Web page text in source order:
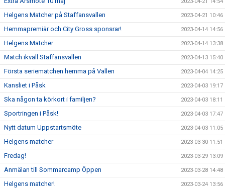
2023-04-21 14:54
Helgens Matcher på Staffansvallen 2023-04-21 10:46
Hemmapremiär och City Gross sponsrar! 2023-04-14 14:56
Helgens Matcher 2023-04-14 13:38
Match ikväll Staffansvallen 2023-04-13 15:40
Första seriematchen hemma på Vallen 2023-04-04 14:25
Kansliet i Påsk 2023-04-03 19:17
Ska någon ta körkort i familjen? 2023-04-03 18:11
Sportringen i Påsk! 2023-04-03 17:47
Nytt datum Uppstartsmöte 2023-04-03 11:05
Helgens matcher 2023-03-30 11:51
Fredag! 2023-03-29 13:09
Anmälan till Sommarcamp Öppen 2023-03-28 14:48
Helgens matcher! 2023-03-24 13:56